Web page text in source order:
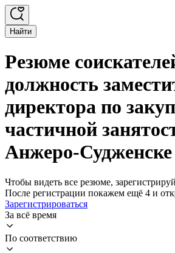
Найти
Резюме
должность
директора по
частичной
Анжеро-Судженске
Чтобы видеть все резюме,
После регистрации покажем ещё 4 и
Зарегистрироваться
За всё время
По соответствию